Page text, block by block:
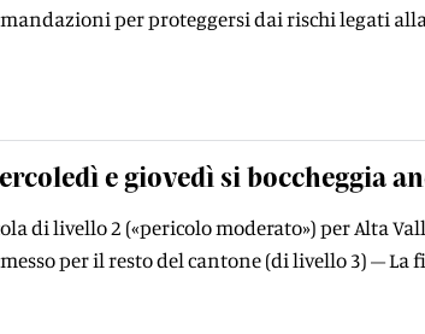
per proteggersi dai rischi legati
e giovedì si boccheggia
di livello 2 («pericolo moderato») per Alta
per il resto del cantone (di livello 3) –